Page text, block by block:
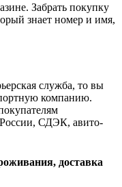
Забрать покупку
знает номер и имя,
служба, то вы
компанию.
СДЭК, авито-
доставка